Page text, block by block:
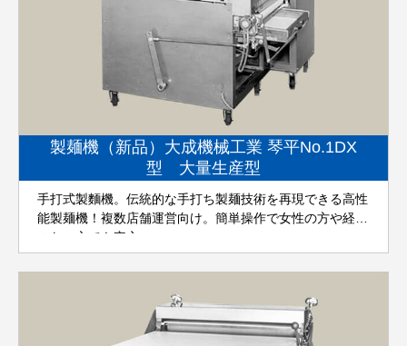
製麺機（新品）大成機械工業 琴平No.1DX
型 大量生産型
手打式製麵機。伝統的な手打ち製麺技術を再現できる高性
能製麺機！複数店舗運営向け。簡単操作で女性の方や経験
のない方でも安心